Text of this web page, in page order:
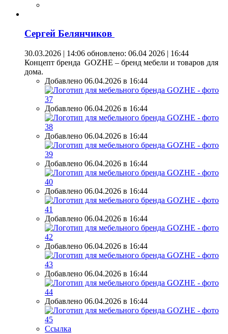
Сергей Белянчиков
30.03.2026 | 14:06 обновлено: 06.04 2026 | 16:44
Концепт бренда GOZHE – бренд мебели и товаров для
дома.
Добавлено 06.04.2026 в 16:44
Добавлено 06.04.2026 в 16:44
Добавлено 06.04.2026 в 16:44
Добавлено 06.04.2026 в 16:44
Добавлено 06.04.2026 в 16:44
Добавлено 06.04.2026 в 16:44
Добавлено 06.04.2026 в 16:44
Добавлено 06.04.2026 в 16:44
Добавлено 06.04.2026 в 16:44
Ссылка